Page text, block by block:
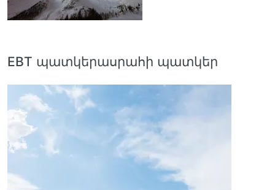
EBT պատկերասրահի պատկեր